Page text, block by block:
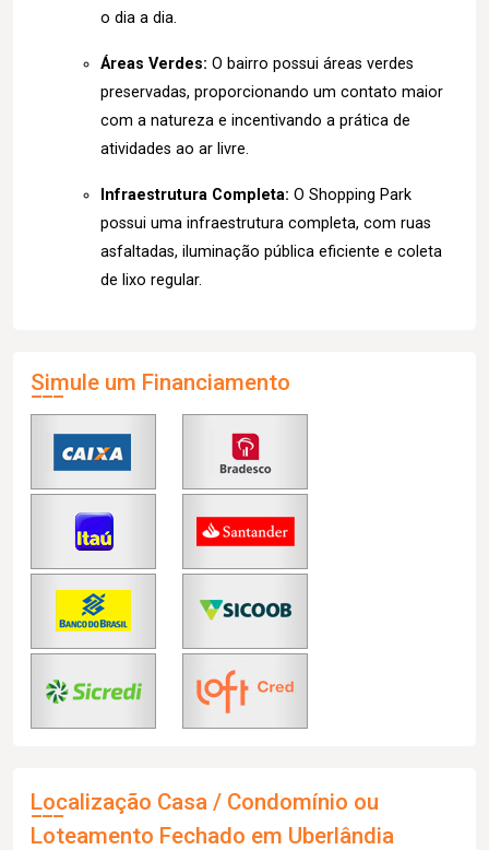
o dia a dia.
Áreas Verdes: O bairro possui áreas verdes
preservadas, proporcionando um contato maior
com a natureza e incentivando a prática de
atividades ao ar livre.
Infraestrutura Completa: O Shopping Park
possui uma infraestrutura completa, com ruas
asfaltadas, iluminação pública eficiente e coleta
de lixo regular.
Simule um Financiamento
Localização Casa / Condomínio ou
Loteamento Fechado em Uberlândia